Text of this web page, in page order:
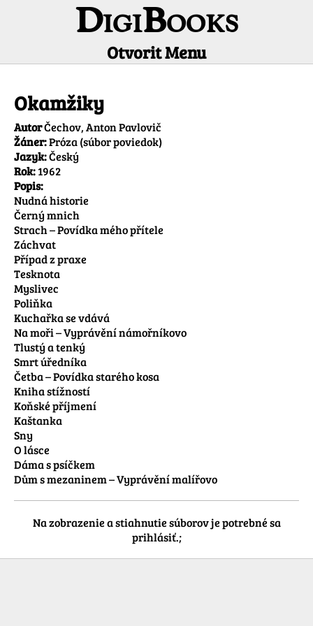
DigiBooks
Otvorit Menu
Okamžiky
AutorČechov, Anton Pavlovič
Žáner:Próza (súbor poviedok)
Jazyk:Český
Rok:1962
Popis:
Nudná historie
Černý mnich
Strach – Povídka mého přítele
Záchvat
Případ z praxe
Tesknota
Myslivec
Poliňka
Kuchařka se vdává
Na moři – Vyprávění námořníkovo
Tlustý a tenký
Smrt úředníka
Četba – Povídka starého kosa
Kniha stížností
Koňské příjmení
Kaštanka
Sny
O lásce
Dáma s psíčkem
Dům s mezaninem – Vyprávění malířovo
Na zobrazenie a stiahnutie súborov je potrebné sa
prihlásiť.;